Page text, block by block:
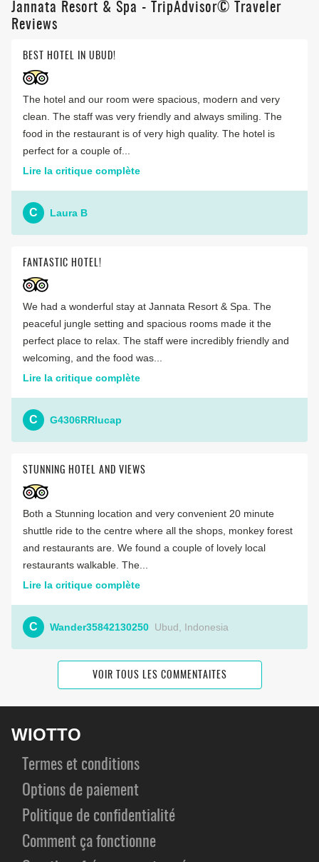
Jannata Resort & Spa - TripAdvisor© Traveler
Reviews
BEST HOTEL IN UBUD!
The hotel and our room were spacious, modern and very
clean. The staff was very friendly and always smiling. The
food in the restaurant is of very high quality. The hotel is
perfect for a couple of...
Lire la critique complète
C Laura B
FANTASTIC HOTEL!
We had a wonderful stay at Jannata Resort & Spa. The
peaceful jungle setting and spacious rooms made it the
perfect place to relax. The staff were incredibly friendly and
welcoming, and the food was...
Lire la critique complète
C G4306RRlucap
STUNNING HOTEL AND VIEWS
Both a Stunning location and very convenient 20 minute
shuttle ride to the centre where all the shops, monkey forest
and restaurants are. We found a couple of lovely local
restaurants walkable. The...
Lire la critique complète
C Wander35842130250 Ubud, Indonesia
VOIR TOUS LES COMMENTAITES
WIOTTO
Termes et conditions
Options de paiement
Politique de confidentialité
Comment ça fonctionne